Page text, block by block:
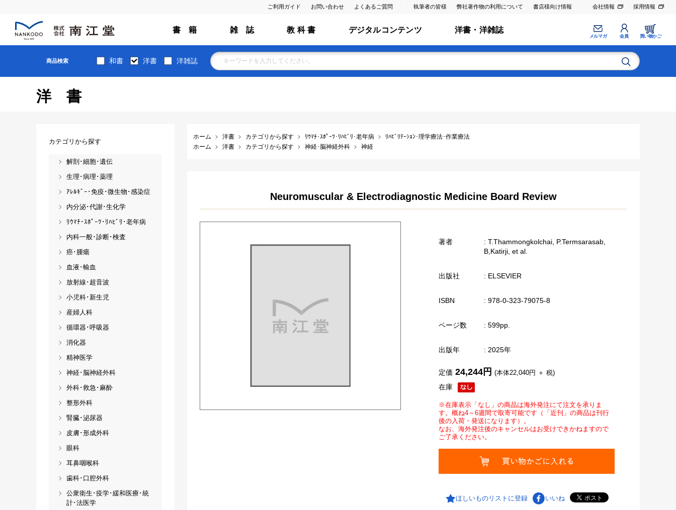
ご利用ガイド お問い合わせ よくあるご質問 執筆者の皆様 弊社著作物の利用について 書店様向け情報 会社情報 採用情報
書 籍 雑 誌 教 科 書 デジタルコンテンツ 洋書・洋雑誌
メルマガ 会員 買い物かご
商品検索 和書 洋書 洋雑誌
洋書
ホーム 洋書 カテゴリから探す ﾘｳﾏﾁ･ｽﾎﾟｰﾂ･ﾘﾊﾋﾞﾘ･老年病
ﾘﾊﾋﾞﾘﾃｰｼｮﾝ･理学療法･作業療法
ホーム
洋書 カテゴリから探す 神経･脳神経外科 神経
Neuromuscular & Electrodiagnostic Medicine Board Review
著者
: T.Thammongkolchai, P.Termsarasab,
B,Katirji, et al.
出版社 : ELSEVIER
ISBN : 978-0-323-79075-8
ページ数 : 599pp.
出版年 : 2025年
在庫
定価 24,244円 (本体22,040円 ＋ 税)
※在庫表示「なし」の商品は海外発注にて注文を承りま
す。概ね4～6週間で取寄可能です（「近刊」の商品は刊行
後の入荷・発送になります）。
なお、海外発注後のキャンセルはお受けできかねますので
ご了承ください。
ほしいものリストに登録 いいね
カテゴリから探す
解剖･細胞･遺伝
生理･病理･薬理
ｱﾚﾙｷﾞｰ･免疫･微生物･感染症
内分泌･代謝･生化学
ﾘｳﾏﾁ･ｽﾎﾟｰﾂ･ﾘﾊﾋﾞﾘ･老年病
内科一般･診断･検査
癌･腫瘍
血液･輸血
放射線･超音波
小児科･新生児
産婦人科
循環器･呼吸器
消化器
精神医学
神経･脳神経外科
外科･救急･麻酔
整形外科
腎臓･泌尿器
皮膚･形成外科
眼科
耳鼻咽喉科
歯科･口腔外科
公衆衛生･疫学･緩和医療･統
計･法医学